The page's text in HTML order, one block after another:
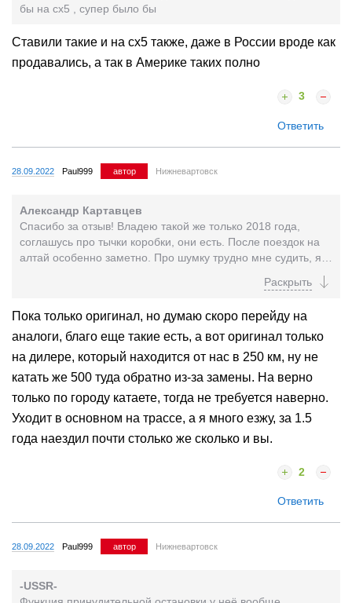
бы на сх5 , супер было бы
Ставили такие и на сх5 также, даже в России вроде как
продавались, а так в Америке таких полно
3
Ответить
28.09.2022 Paul999 автор Нижневартовск
Александр Картавцев
Спасибо за отзыв! Владею такой же только 2018 года,
соглашусь про тычки коробки, они есть. После поездок на
алтай особенно заметно. Про шумку трудно мне судить, я
Пока только оригинал, но думаю скоро перейду на
аналоги, благо еще такие есть, а вот оригинал только
на дилере, который находится от нас в 250 км, ну не
катать же 500 туда обратно из-за замены. На верно
только по городу катаете, тогда не требуется наверно.
Уходит в основном на трассе, а я много езжу, за 1.5
года наездил почти столько же сколько и вы.
2
Ответить
28.09.2022 Paul999 автор Нижневартовск
-USSR-